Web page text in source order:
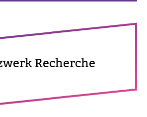
Recherche